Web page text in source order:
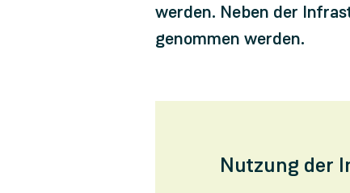
werden. Neben der
genommen werden.
Nutzung der